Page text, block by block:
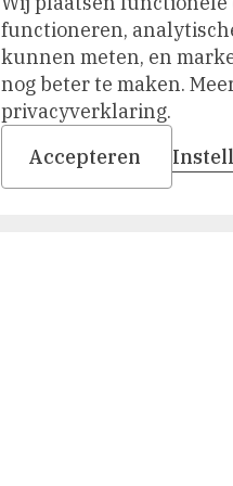
functioneren,
kunnen meten, en
nog beter te maken.
privacyverklaring.
Accepteren